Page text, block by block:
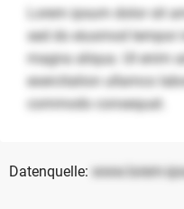
Lorem ipsum dolor sit
sed do eiusmod tempor
magna aliqua. Ut enim
exercitation ullamco
commodo consequat.
Datenquelle: www.lorem-